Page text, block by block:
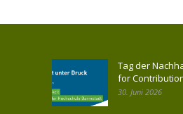
Tag der
for
30. Juni 2026